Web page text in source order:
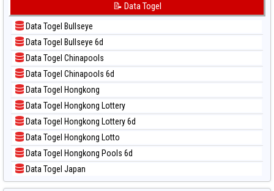
📊 Statistik Sydney Pools 6d
📊 Statistik Taipei
📊 Statistik Taiwan
📝 Pola Dasar Kuda Lari
📝 Pola Dasar Magnum Cambodia
📝 Pola Dasar Nagoya
📝 Pola Dasar North Carolina Day
📝 Pola Dasar Pcso
📝 Pola Dasar Sao Paulo
📝 Pola Dasar Singapore
📝 Pola Dasar Sydney
📝 Pola Dasar Sydney Lottery
📝 Pola Dasar Sydney Lottery 6d
📝 Pola Dasar Sydney Lotto
📝 Data Togel
Data Togel Bullseye
Data Togel Bullseye 6d
Data Togel Chinapools
Data Togel Chinapools 6d
Data Togel Hongkong
Data Togel Hongkong Lottery
Data Togel Hongkong Lottery 6d
Data Togel Hongkong Lotto
Data Togel Hongkong Pools 6d
Data Togel Japan
Data Togel Japan 6d